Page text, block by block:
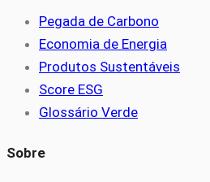
Pegada de Carbono
Economia de Energia
Produtos Sustentáveis
Score ESG
Glossário Verde
Sobre